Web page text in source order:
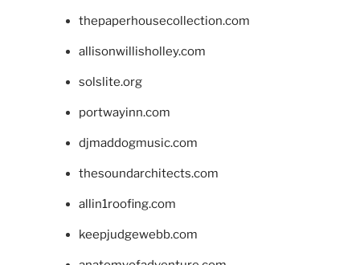
thepaperhousecollection.com
allisonwillisholley.com
solslite.org
portwayinn.com
djmaddogmusic.com
thesoundarchitects.com
allin1roofing.com
keepjudgewebb.com